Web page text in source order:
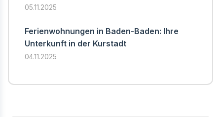
05.11.2025
Ferienwohnungen in Baden-Baden: Ihre
Unterkunft in der Kurstadt
04.11.2025